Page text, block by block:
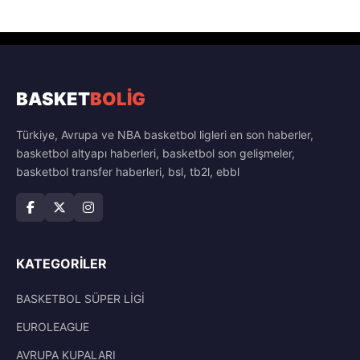
BASKETBOLİG
Türkiye, Avrupa ve NBA basketbol ligleri en son haberler,
basketbol altyapı haberleri, basketbol son gelişmeler,
basketbol transfer haberleri, bsl, tb2l, ebbl
KATEGORILER
BASKETBOL SÜPER LİGİ
EUROLEAGUE
AVRUPA KUPALARI